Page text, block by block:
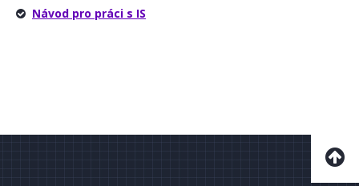
Návod pro práci s IS